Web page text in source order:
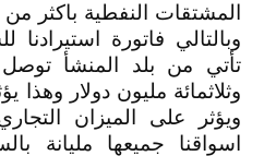
وبالتالي فاتورة
تأتي من بلد المنشأ
وثلاثمائة مليون دولار وهذا
ويؤثر على الميزان
اسواقنا جميعها مليانة